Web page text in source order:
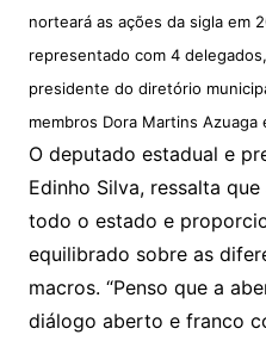
norteará as ações da sigla em
representado com 4
presidente do diretório
membros Dora Martins Azuaga
O deputado estadual e
Edinho Silva, ressalta
todo o estado e
equilibrado sobre as
macros. “Penso que a
diálogo aberto e franco